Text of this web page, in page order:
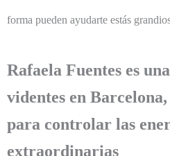
forma pueden ayudarte estás
Rafaela Fuentes es
videntes en
para controlar las
extraordinarias